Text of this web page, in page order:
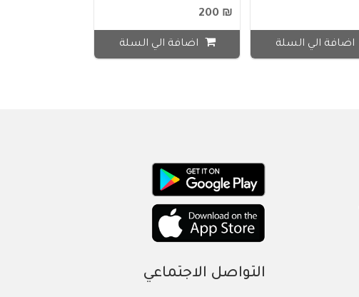
اضافة الي السلة
₪ 200
اضافة الي السلة
التواصل الاجتماعي